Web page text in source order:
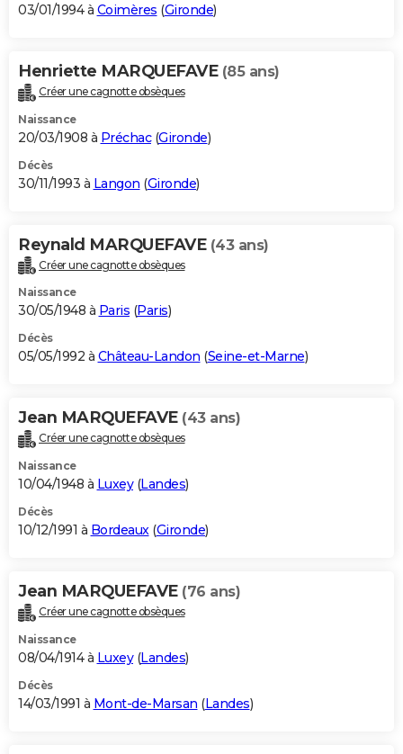
03/01/1994 à Coimères (Gironde)
Henriette MARQUEFAVE (85 ans)
Créer une cagnotte obsèques
Naissance
20/03/1908 à Préchac(Gironde)
Décès
30/11/1993 à Langon (Gironde)
Reynald MARQUEFAVE (43 ans)
Créer une cagnotte obsèques
Naissance
30/05/1948 à Paris (Paris)
Décès
05/05/1992 à Château-Landon (Seine-et-Marne)
Jean MARQUEFAVE (43 ans)
Créer une cagnotte obsèques
Naissance
10/04/1948 à Luxey(Landes)
Décès
10/12/1991 à Bordeaux(Gironde)
Jean MARQUEFAVE (76 ans)
Créer une cagnotte obsèques
Naissance
08/04/1914 à Luxey(Landes)
Décès
14/03/1991 à Mont-de-Marsan (Landes)